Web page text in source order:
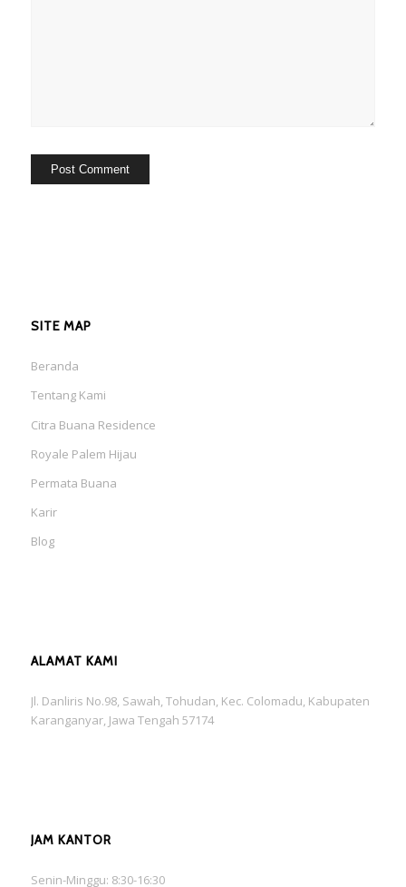
SITE MAP
Beranda
Tentang Kami
Citra Buana Residence
Royale Palem Hijau
Permata Buana
Karir
Blog
ALAMAT KAMI
Jl. Danliris No.98, Sawah, Tohudan, Kec. Colomadu, Kabupaten
Karanganyar, Jawa Tengah 57174
JAM KANTOR
Senin-Minggu: 8:30-16:30